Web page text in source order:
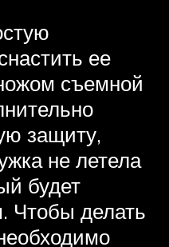
ее
съемной
защиту,
не летела
будет
Чтобы делать